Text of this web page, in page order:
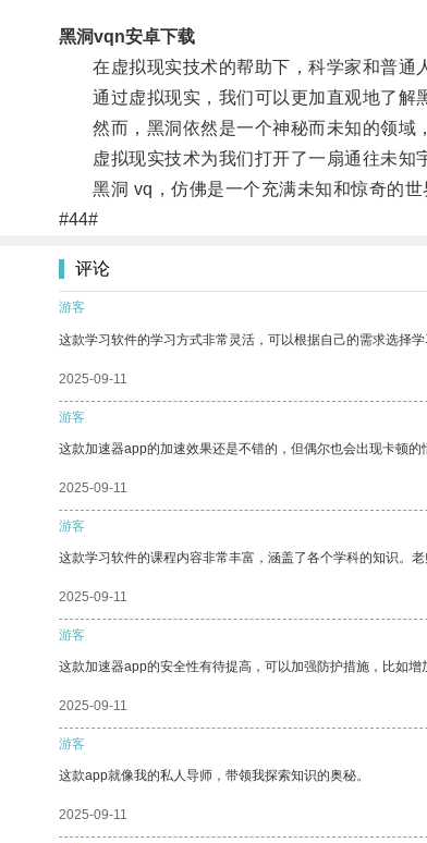
黑洞vqn安卓下载
在虚拟现实技术的帮助下，科学家和普通
通过虚拟现实，我们可以更加直观地了解
然而，黑洞依然是一个神秘而未知的领域
虚拟现实技术为我们打开了一扇通往未知
黑洞 vq，仿佛是一个充满未知和惊奇的世
#44#
评论
游客
这款学习软件的学习方式非常灵活，可以根据自己的需求选择
2025-09-11
游客
这款加速器app的加速效果还是不错的，但偶尔也会出现卡顿的
2025-09-11
游客
这款学习软件的课程内容非常丰富，涵盖了各个学科的知识。
2025-09-11
游客
这款加速器app的安全性有待提高，可以加强防护措施，比如增
2025-09-11
游客
这款app就像我的私人导师，带领我探索知识的奥秘。
2025-09-11